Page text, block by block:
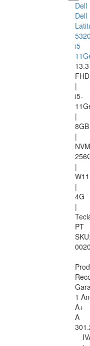
Dell
Dell
5320
i5-
13.3
FHD
|
i5-
|
8GB
|
|
|
4G
|
PT
SKU:
1
A+
A